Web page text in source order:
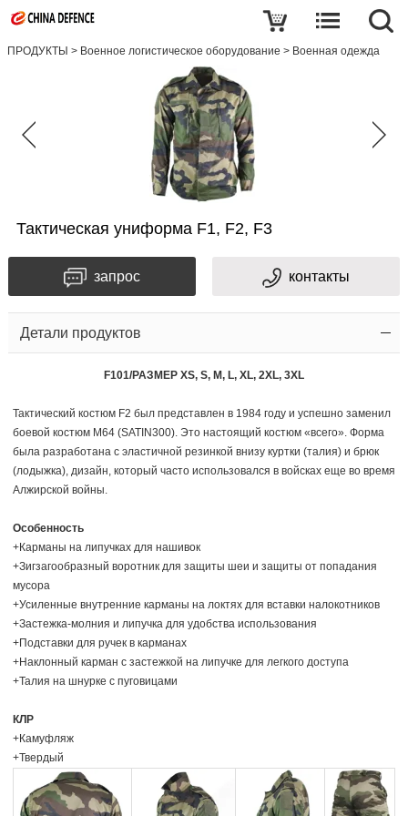
ПРОДУКТЫ > Военное логистическое оборудование > Военная одежда
Тактическая униформа F1, F2, F3
запрос контакты
Детали продуктов
F101/РАЗМЕР XS, S, M, L, XL, 2XL, 3XL
Тактический костюм F2 был представлен в 1984 году и успешно заменил
боевой костюм M64 (SATIN300). Это настоящий костюм «всего». Форма
была разработана с эластичной резинкой внизу куртки (талия) и брюк
(лодыжка), дизайн, который часто использовался в войсках еще во время
Алжирской войны.
Особенность
+Карманы на липучках для нашивок
+Зигзагообразный воротник для защиты шеи и защиты от попадания
мусора
+Усиленные внутренние карманы на локтях для вставки налокотников
+Застежка-молния и липучка для удобства использования
+Подставки для ручек в карманах
+Наклонный карман с застежкой на липучке для легкого доступа
+Талия на шнурке с пуговицами
КЛР
+Камуфляж
+Твердый